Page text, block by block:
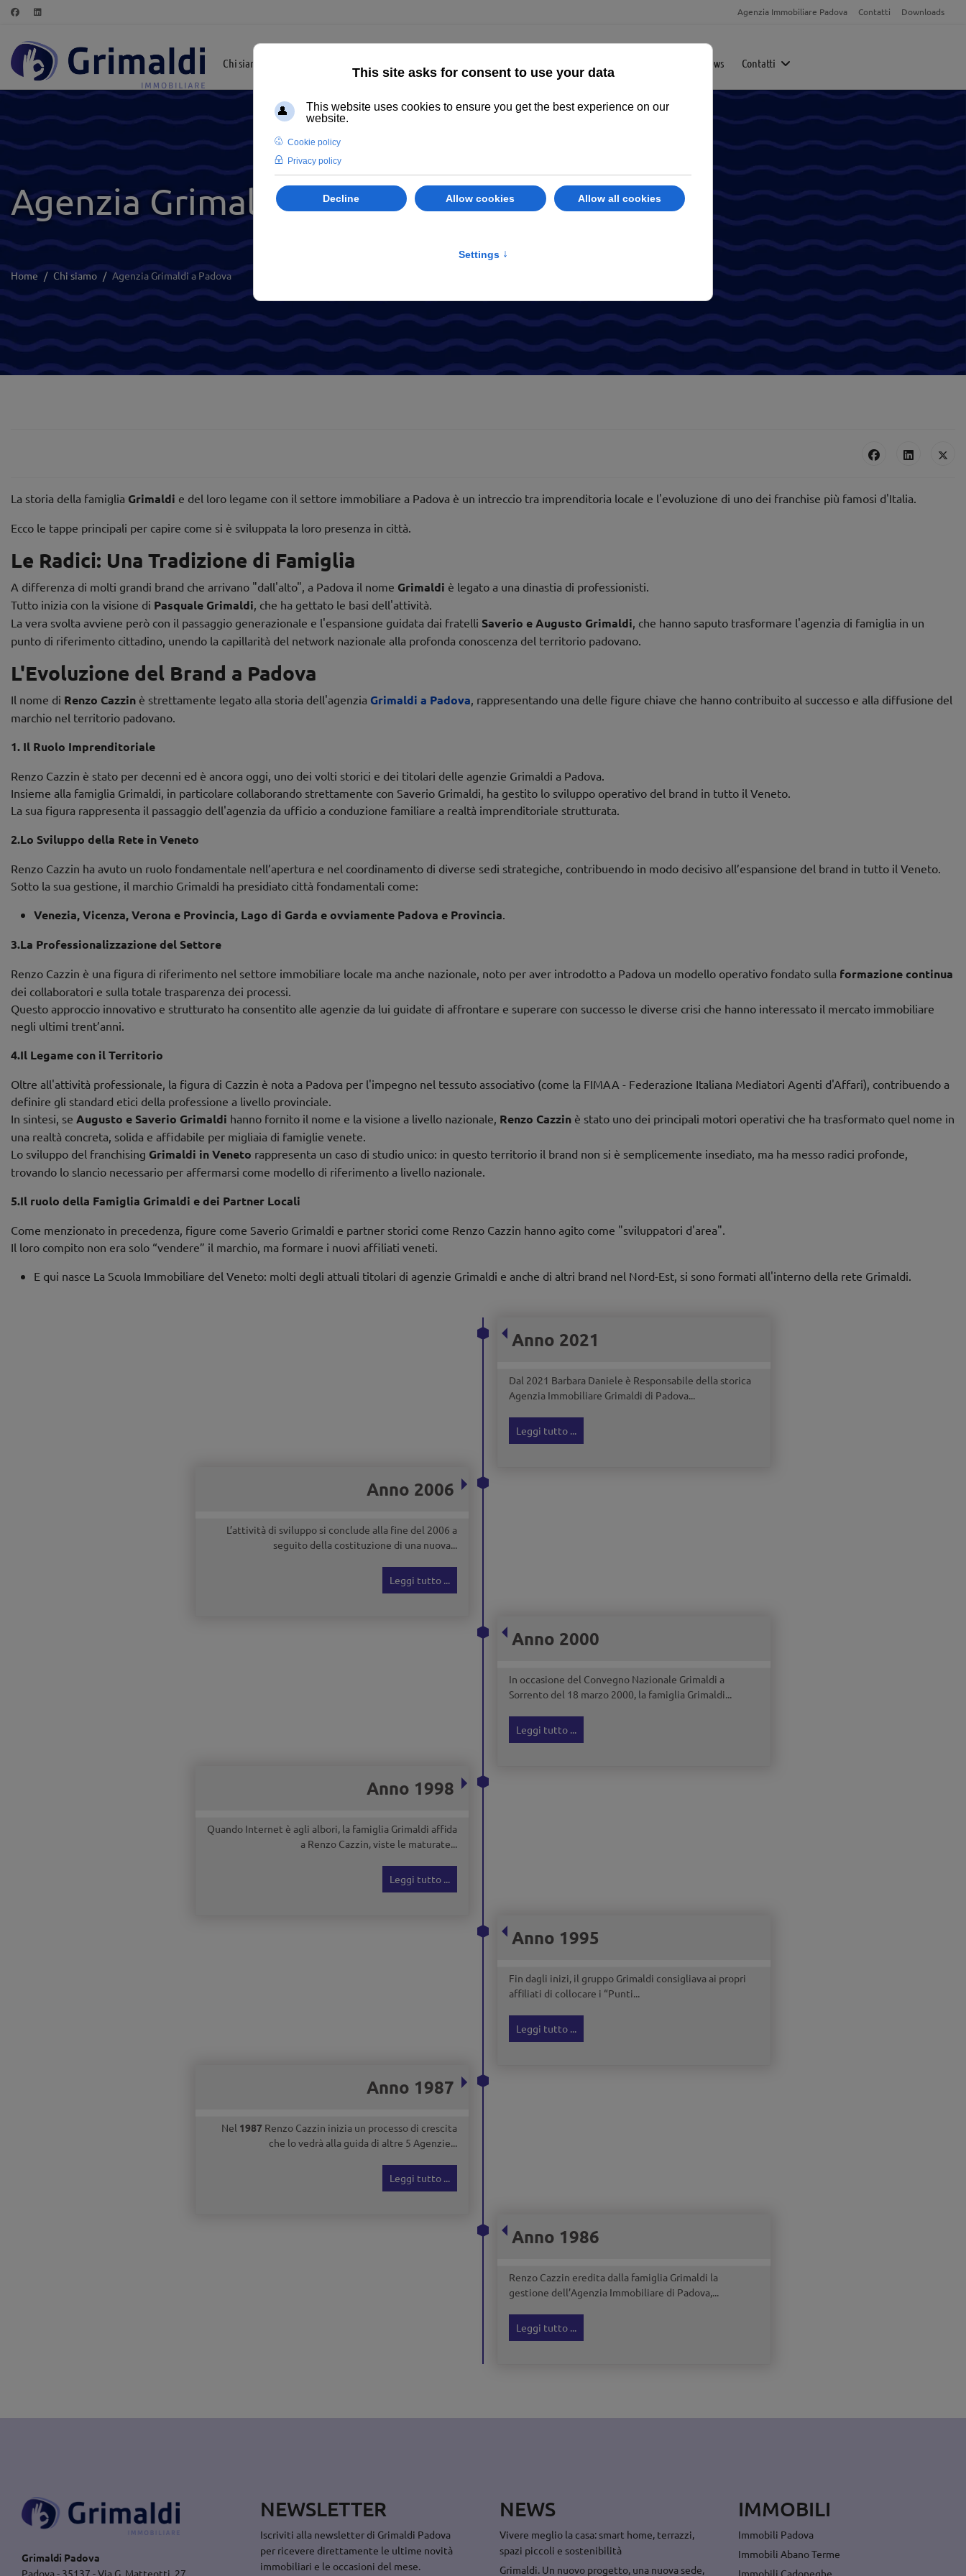
Agenzia Immobiliare Padova Contatti Downloads
Chi siamo News Contatti
Agenzia Grimaldi a Padova
Home Chi siamo Agenzia Grimaldi a Padova
La storia della famiglia Grimaldi e del loro legame con il settore immobiliare a Padova è un intreccio tra imprenditoria locale e l'evoluzione di uno dei franchise più famosi d'Italia.
Ecco le tappe principali per capire come si è sviluppata la loro presenza in città.
Le Radici: Una Tradizione di Famiglia
A differenza di molti grandi brand che arrivano "dall'alto", a Padova il nome Grimaldi è legato a una dinastia di professionisti.
Tutto inizia con la visione di Pasquale Grimaldi, che ha gettato le basi dell'attività.
La vera svolta avviene però con il passaggio generazionale e l'espansione guidata dai fratelli Saverio e Augusto Grimaldi, che hanno saputo trasformare l'agenzia di famiglia in un
punto di riferimento cittadino, unendo la capillarità del network nazionale alla profonda conoscenza del territorio padovano.
L'Evoluzione del Brand a Padova
Il nome di Renzo Cazzin è strettamente legato alla storia dell'agenzia Grimaldi a Padova, rappresentando una delle figure chiave che hanno contribuito al successo e alla diffusione del
marchio nel territorio padovano.
1. Il Ruolo Imprenditoriale
Renzo Cazzin è stato per decenni ed è ancora oggi, uno dei volti storici e dei titolari delle agenzie Grimaldi a Padova.
Insieme alla famiglia Grimaldi, in particolare collaborando strettamente con Saverio Grimaldi, ha gestito lo sviluppo operativo del brand in tutto il Veneto.
La sua figura rappresenta il passaggio dell'agenzia da ufficio a conduzione familiare a realtà imprenditoriale strutturata.
2.Lo Sviluppo della Rete in Veneto
Renzo Cazzin ha avuto un ruolo fondamentale nell’apertura e nel coordinamento di diverse sedi strategiche, contribuendo in modo decisivo all’espansione del brand in tutto il Veneto.
Sotto la sua gestione, il marchio Grimaldi ha presidiato città fondamentali come:
Venezia, Vicenza, Verona e Provincia, Lago di Garda e ovviamente Padova e Provincia.
3.La Professionalizzazione del Settore
Renzo Cazzin è una figura di riferimento nel settore immobiliare locale ma anche nazionale, noto per aver introdotto a Padova un modello operativo fondato sulla formazione continua
dei collaboratori e sulla totale trasparenza dei processi.
Questo approccio innovativo e strutturato ha consentito alle agenzie da lui guidate di affrontare e superare con successo le diverse crisi che hanno interessato il mercato immobiliare
negli ultimi trent’anni.
4.Il Legame con il Territorio
Oltre all'attività professionale, la figura di Cazzin è nota a Padova per l'impegno nel tessuto associativo (come la FIMAA - Federazione Italiana Mediatori Agenti d'Affari), contribuendo a
definire gli standard etici della professione a livello provinciale.
In sintesi, se Augusto e Saverio Grimaldi hanno fornito il nome e la visione a livello nazionale, Renzo Cazzin è stato uno dei principali motori operativi che ha trasformato quel nome in
una realtà concreta, solida e affidabile per migliaia di famiglie venete.
Lo sviluppo del franchising Grimaldi in Veneto rappresenta un caso di studio unico: in questo territorio il brand non si è semplicemente insediato, ma ha messo radici profonde,
trovando lo slancio necessario per affermarsi come modello di riferimento a livello nazionale.
5.Il ruolo della Famiglia Grimaldi e dei Partner Locali
Come menzionato in precedenza, figure come Saverio Grimaldi e partner storici come Renzo Cazzin hanno agito come "sviluppatori d'area".
Il loro compito non era solo “vendere” il marchio, ma formare i nuovi affiliati veneti.
E qui nasce La Scuola Immobiliare del Veneto: molti degli attuali titolari di agenzie Grimaldi e anche di altri brand nel Nord-Est, si sono formati all'interno della rete Grimaldi.
Anno 2021
Dal 2021 Barbara Daniele è Responsabile della storica
Agenzia Immobiliare Grimaldi di Padova...
Leggi tutto ...
Anno 2006
L’attività di sviluppo si conclude alla fine del 2006 a
seguito della costituzione di una nuova...
Leggi tutto ...
Anno 2000
In occasione del Convegno Nazionale Grimaldi a
Sorrento del 18 marzo 2000, la famiglia Grimaldi...
Leggi tutto ...
Anno 1998
Quando Internet è agli albori, la famiglia Grimaldi affida
a Renzo Cazzin, viste le maturate...
Leggi tutto ...
Anno 1995
Fin dagli inizi, il gruppo Grimaldi consigliava ai propri
affiliati di collocare i “Punti...
Leggi tutto ...
Anno 1987
Nel 1987 Renzo Cazzin inizia un processo di crescita
che lo vedrà alla guida di altre 5 Agenzie...
Leggi tutto ...
Anno 1986
Renzo Cazzin eredita dalla famiglia Grimaldi la
gestione dell’Agenzia Immobiliare di Padova,...
Leggi tutto ...
Grimaldi Padova
Padova - 35137 - Via G. Matteotti, 27
NEWSLETTER
Iscriviti alla newsletter di Grimaldi Padova
per ricevere direttamente le ultime novità
immobiliari e le occasioni del mese.
NEWS
Vivere meglio la casa: smart home, terrazzi,
spazi piccoli e sostenibilità
Grimaldi. Un nuovo progetto, una nuova sede,
IMMOBILI
Immobili Padova
Immobili Abano Terme
Immobili Cadoneghe